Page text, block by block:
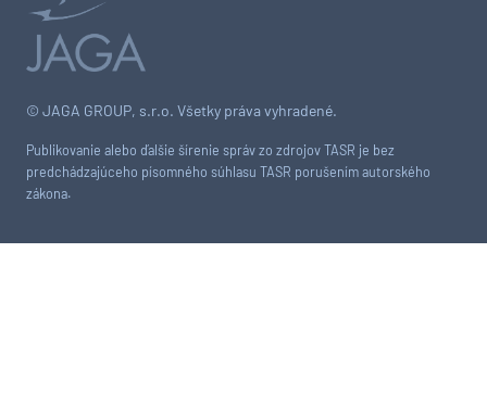
© JAGA GROUP, s.r.o. Všetky práva vyhradené.
Publikovanie alebo ďalšie šírenie správ zo zdrojov TASR je bez
predchádzajúceho písomného súhlasu TASR porušením autorského
zákona.